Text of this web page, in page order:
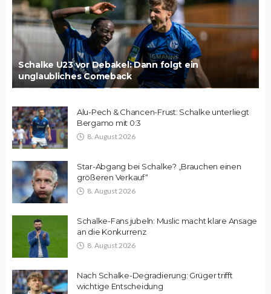
Schalke U23 vor Debakel: Dann folgt ein
unglaubliches Comeback
Alu-Pech & Chancen-Frust: Schalke unterliegt
Bergamo mit 0:3
8. August 2026
Star-Abgang bei Schalke? „Brauchen einen
größeren Verkauf“
8. August 2026
Schalke-Fans jubeln: Muslic macht klare Ansage
an die Konkurrenz
8. August 2026
Nach Schalke-Degradierung: Grüger trifft
wichtige Entscheidung